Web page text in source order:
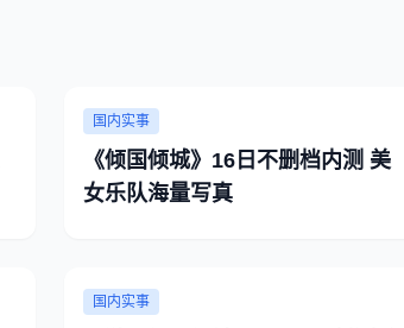
国内实事
《倾国倾城》16日不删档内测 美
女乐队海量写真
国内实事